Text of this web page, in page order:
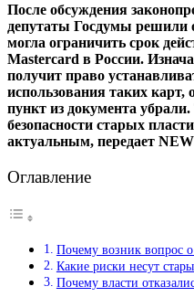
После обсуждения
депутаты Госдумы решили
могла ограничить срок
Mastercard в России.
получит право
использования таких карт,
пункт из документа
безопасности старых
актуальным, передает
Оглавление
Почему возник вопрос о
Какие риски несут
Почему власти